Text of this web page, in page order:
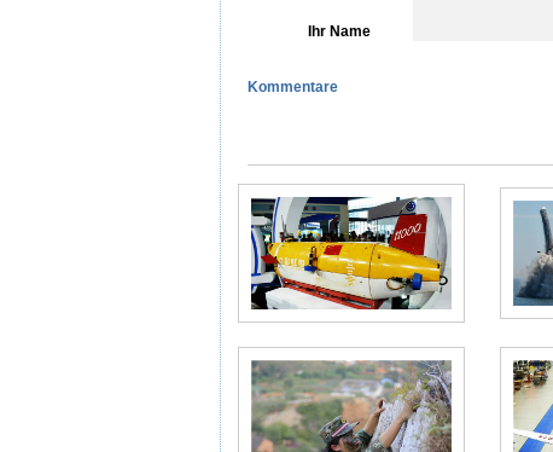
Ihr Name
Kommentare